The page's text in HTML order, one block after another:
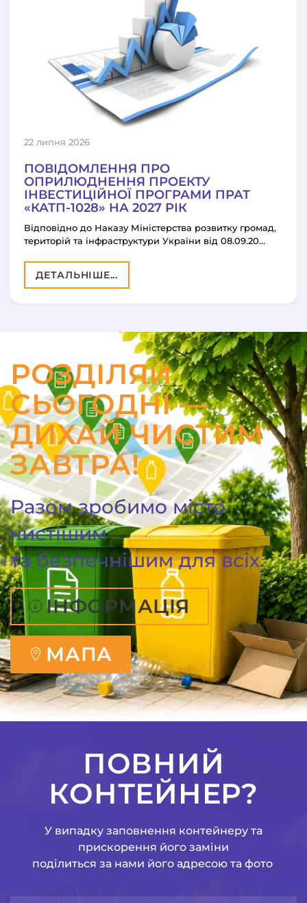
22 липня 2026
ПОВІДОМЛЕННЯ ПРО
ОПРИЛЮДНЕННЯ ПРОЕКТУ
ІНВЕСТИЦІЙНОЇ ПРОГРАМИ ПРАТ
«КАТП-1028» НА 2027 РІК
Відповідно до Наказу Міністерства розвитку громад,
територій та інфраструктури України від 08.09.20…
ДЕТАЛЬНІШЕ...
РОЗДІЛЯЙ
СЬОГОДНІ —
ДИХАЙ ЧИСТИМ
ЗАВТРА!
Разом зробимо місто
чистішим
та безпечнішим для всіх.
ІНФОРМАЦІЯ
МАПА
ПОВНИЙ
КОНТЕЙНЕР?
У випадку заповнення контейнеру та
прискорення його заміни
поділиться за нами його адресою та фото